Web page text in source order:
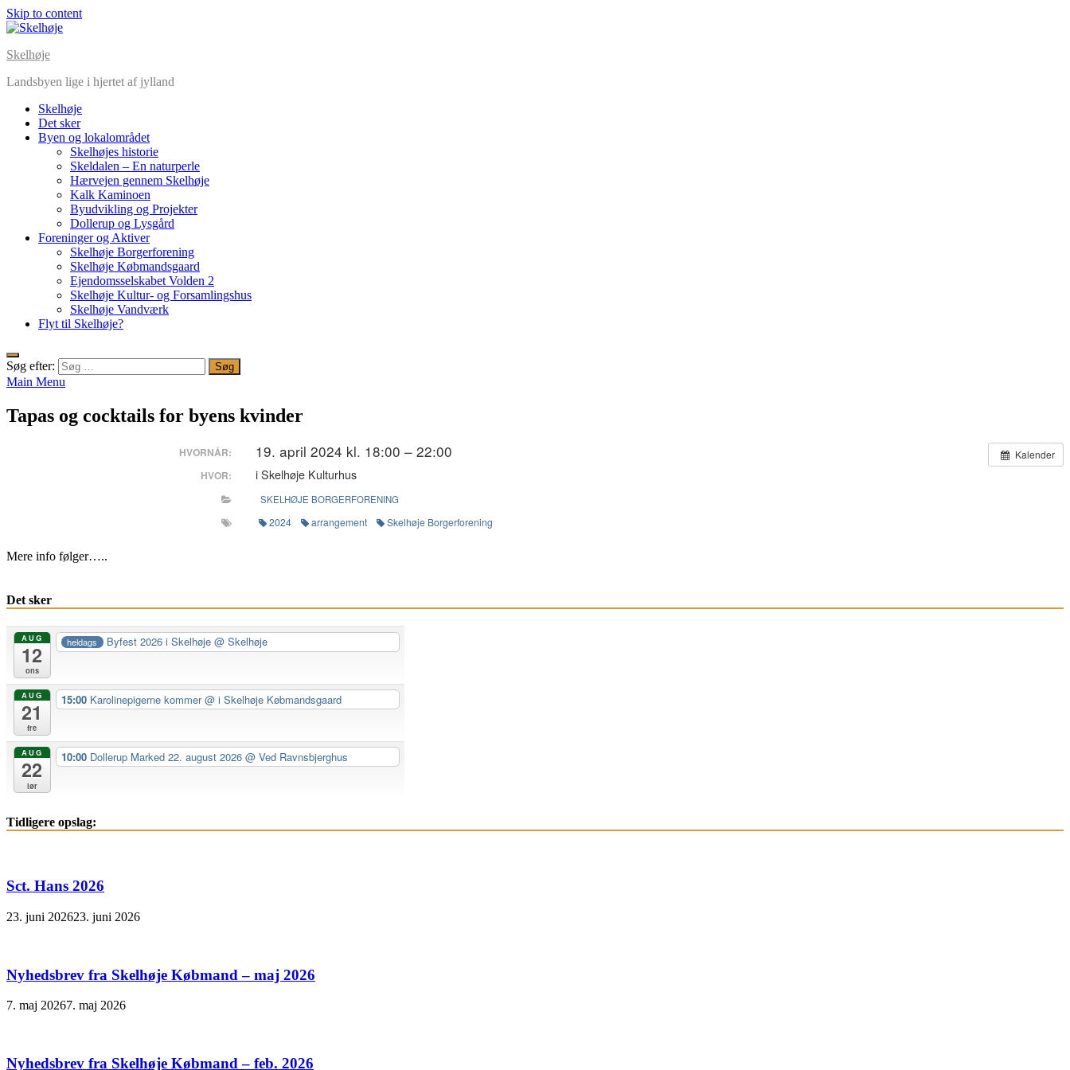
Skip to content
Skelhøje
Landsbyen lige i hjertet af jylland
Skelhøje
Det sker
Byen og lokalområdet
Skelhøjes historie
Skeldalen – En naturperle
Hærvejen gennem Skelhøje
Kalk Kaminoen
Byudvikling og Projekter
Dollerup og Lysgård
Foreninger og Aktiver
Skelhøje Borgerforening
Skelhøje Købmandsgaard
Ejendomsselskabet Volden 2
Skelhøje Kultur- og Forsamlingshus
Skelhøje Vandværk
Flyt til Skelhøje?
Søg efter:
Main Menu
Tapas og cocktails for byens kvinder
Kalender
HVORNÅR: 19. april 2024 kl. 18:00 – 22:00
HVOR: i Skelhøje Kulturhus
SKELHØJE BORGERFORENING
2024 arrangement Skelhøje Borgerforening
Mere info følger…..
Det sker
AUG
12
ons
heldags Byfest 2026 i Skelhøje@ Skelhøje
AUG
21
fre
15:00 Karolinepigerne kommer@ i Skelhøje Købmandsgaard
AUG
22
lør
10:00 Dollerup Marked 22. august 2026 @ Ved Ravnsbjerghus
Tidligere opslag:
Sct. Hans 2026
23. juni 202623. juni 2026
Nyhedsbrev fra Skelhøje Købmand – maj 2026
7. maj 20267. maj 2026
Nyhedsbrev fra Skelhøje Købmand – feb. 2026